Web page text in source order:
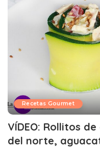
Recetas Gourmet
VÍDEO: Rollitos
del norte,